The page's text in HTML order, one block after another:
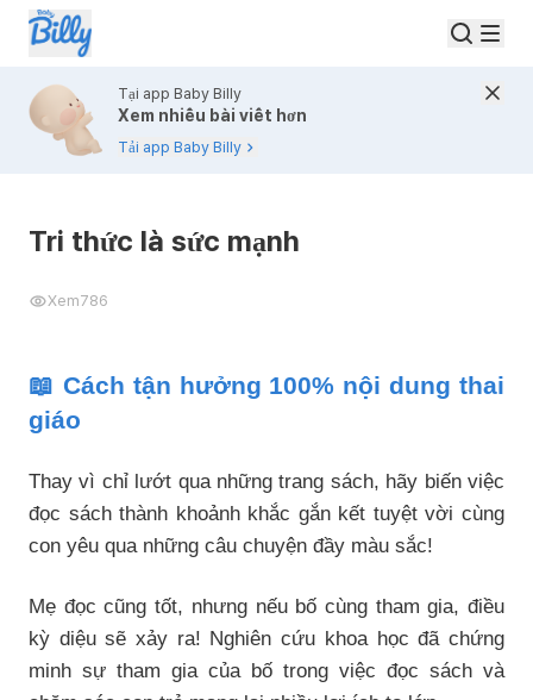
Tại app Baby Billy
Xem nhiều bài viết hơn
Tải app Baby Billy
Tri thức là sức mạnh
Xem786
📖 Cách tận hưởng 100% nội dung thai
giáo
Thay vì chỉ lướt qua những trang sách, hãy biến việc
đọc sách thành khoảnh khắc gắn kết tuyệt vời cùng
con yêu qua những câu chuyện đầy màu sắc!
Mẹ đọc cũng tốt, nhưng nếu bố cùng tham gia, điều
kỳ diệu sẽ xảy ra! Nghiên cứu khoa học đã chứng
minh sự tham gia của bố trong việc đọc sách và